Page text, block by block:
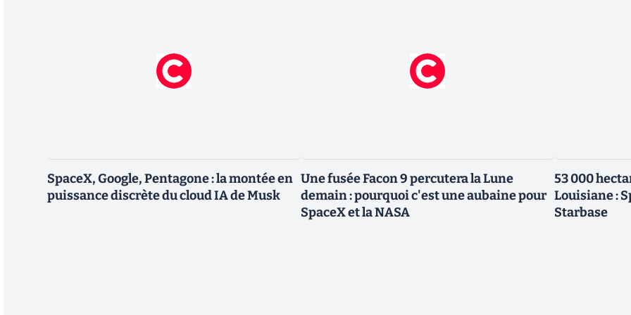
SpaceX, Google, Pentagone : la montée en
puissance discrète du cloud IA de Musk
Une fusée Facon 9 percutera la Lune
demain : pourquoi c'est une aubaine pour
SpaceX et la NASA
53 000
Louisiane :
Starbase